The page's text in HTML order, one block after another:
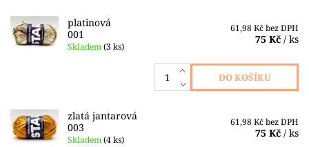
platinová
001
Skladem(3 ks)
61,98 Kč bez DPH
75 Kč / ks
zlatá jantarová
003
Skladem(4 ks)
61,98 Kč bez DPH
75 Kč / ks